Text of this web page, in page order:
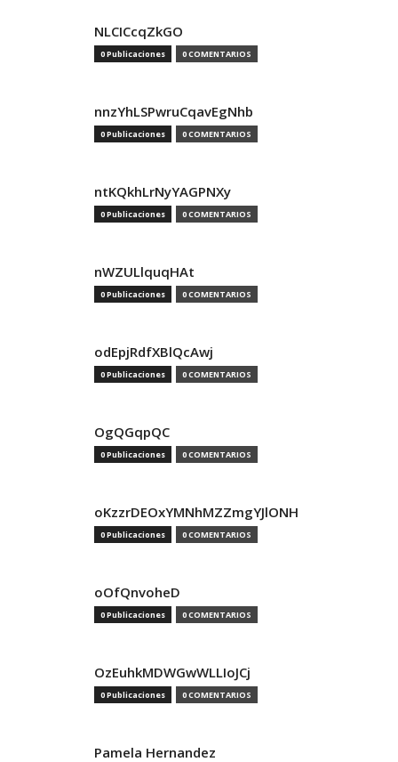
NLCICcqZkGO
0 Publicaciones 0 COMENTARIOS
nnzYhLSPwruCqavEgNhb
0 Publicaciones 0 COMENTARIOS
ntKQkhLrNyYAGPNXy
0 Publicaciones 0 COMENTARIOS
nWZULlquqHAt
0 Publicaciones 0 COMENTARIOS
odEpjRdfXBlQcAwj
0 Publicaciones 0 COMENTARIOS
OgQGqpQC
0 Publicaciones 0 COMENTARIOS
oKzzrDEOxYMNhMZZmgYJlONH
0 Publicaciones 0 COMENTARIOS
oOfQnvoheD
0 Publicaciones 0 COMENTARIOS
OzEuhkMDWGwWLLIoJCj
0 Publicaciones 0 COMENTARIOS
Pamela Hernandez